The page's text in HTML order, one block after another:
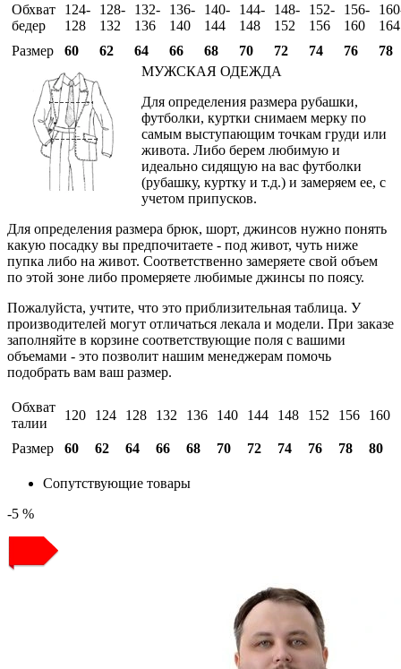
Обхват
бедер
124-
128
128-
132
132-
136
136-
140
140-
144
144-
148
148-
152
152-
156
156-
160
164
Размер
60 62 64 66 68 70 72 74 76
78
МУЖСКАЯ ОДЕЖДА
Для определения размера рубашки,
футболки, куртки снимаем мерку по
самым выступающим точкам груди или
живота. Либо берем любимую и
идеально сидящую на вас футболки
(рубашку, куртку и т.д.) и замеряем ее, с
учетом припусков.
Для определения размера брюк, шорт, джинсов нужно понять
какую посадку вы предпочитаете - под живот, чуть ниже
пупка либо на живот. Соответственно замеряете свой объем
по этой зоне либо промеряете любимые джинсы по поясу.
Пожалуйста, учтите, что это приблизительная таблица. У
производителей могут отличаться лекала и модели. При заказе
заполняйте в корзине соответствующие поля с вашими
объемами - это позволит нашим менеджерам помочь
подобрать вам ваш размер.
Обхват
талии
120 124 128 132 136 140 144 148 152 156 160
Размер 60 62 64 66 68 70 72 74 76 78 80
Сопутствующие товары
-5 %